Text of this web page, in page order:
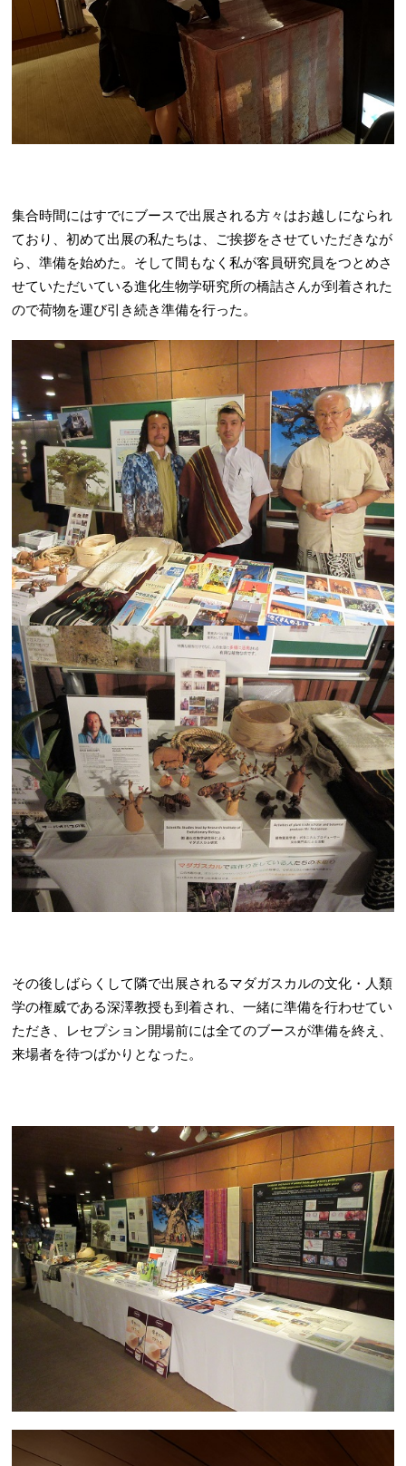
集合時間にはすでにブースで出展される方々はお越しになられ
ており、初めて出展の私たちは、ご挨拶をさせていただきなが
ら、準備を始めた。そして間もなく私が客員研究員をつとめさ
せていただいている進化生物学研究所の橋詰さんが到着された
ので荷物を運び引き続き準備を行った。
その後しばらくして隣で出展されるマダガスカルの文化・人類
学の権威である深澤教授も到着され、一緒に準備を行わせてい
ただき、レセプション開場前には全てのブースが準備を終え、
来場者を待つばかりとなった。